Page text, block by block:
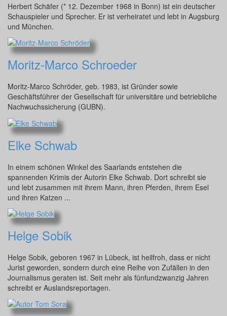
Herbert Schäfer (* 12. Dezember 1968 in Bonn) ist ein deutscher
Schauspieler und Sprecher. Er ist verheiratet und lebt in Augsburg
und München.
Moritz-Marco Schroeder
Moritz-Marco Schröder, geb. 1983, ist Gründer sowie
Geschäftsführer der Gesellschaft für universitäre und betriebliche
Nachwuchssicherung (GUBN).
Elke Schwab
In einem schönen Winkel des Saarlands entstehen die
spannenden Krimis der Autorin Elke Schwab. Dort schreibt sie
und lebt zusammen mit ihrem Mann, ihren Pferden, ihrem Esel
und ihren Katzen ...
Helge Sobik
Helge Sobik, geboren 1967 in Lübeck, ist heilfroh, dass er nicht
Jurist geworden, sondern durch eine Reihe von Zufällen in den
Journalismus geraten ist. Seit mehr als fünfundzwanzig Jahren
schreibt er Auslandsreportagen.